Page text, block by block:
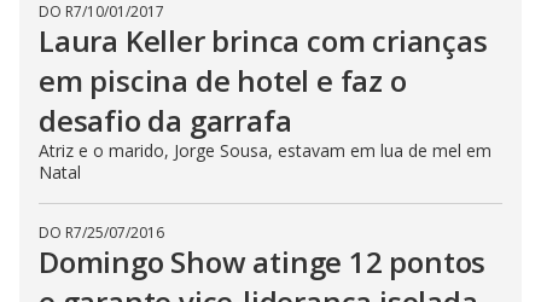
DO R7/10/01/2017
Laura Keller brinca com crianças
em piscina de hotel e faz o
desafio da garrafa
Atriz e o marido, Jorge Sousa, estavam em lua de mel em
Natal
DO R7/25/07/2016
Domingo Show atinge 12 pontos